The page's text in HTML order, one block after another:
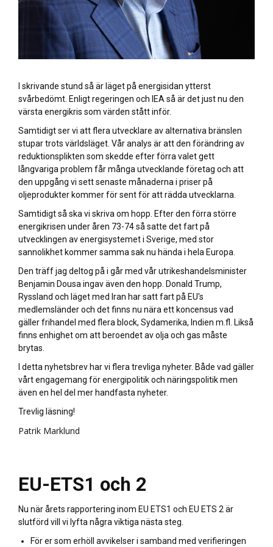
I skrivande stund så är läget på energisidan ytterst
svårbedömt. Enligt regeringen och IEA så är det just nu den
värsta energikris som värden stått inför.
Samtidigt ser vi att flera utvecklare av alternativa bränslen
stupar trots världsläget. Vår analys är att den förändring av
reduktionsplikten som skedde efter förra valet gett
långvariga problem får många utvecklande företag och att
den uppgång vi sett senaste månaderna i priser på
oljeprodukter kommer för sent för att rädda utvecklarna.
Samtidigt så ska vi skriva om hopp. Efter den förra större
energikrisen under åren 73-74 så satte det fart på
utvecklingen av energisystemet i Sverige, med stor
sannolikhet kommer samma sak nu hända i hela Europa.
Den träff jag deltog på i går med vår utrikeshandelsminister
Benjamin Dousa ingav även den hopp. Donald Trump,
Ryssland och läget med Iran har satt fart på EU's
medlemsländer och det finns nu nära ett koncensus vad
gäller frihandel med flera block, Sydamerika, Indien m.fl. Likså
finns enhighet om att beroendet av olja och gas måste
brytas.
I detta nyhetsbrev har vi flera trevliga nyheter. Både vad gäller
vårt engagemang för energipolitik och näringspolitik men
även en hel del mer handfasta nyheter.
Trevlig läsning!
Patrik Marklund
EU-ETS1 och 2
Nu när årets rapportering inom EU ETS1 och EU ETS 2 är
slutförd vill vi lyfta några viktiga nästa steg.
För er som erhöll avvikelser i samband med verifieringen